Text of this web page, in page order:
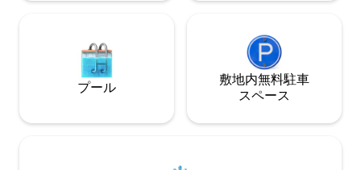
プール
敷地内無料駐⁠車
ス⁠ペ⁠ー⁠ス